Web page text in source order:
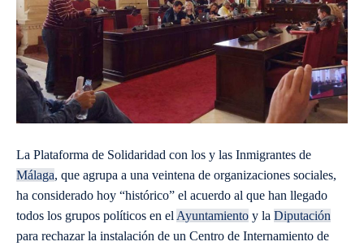
La Plataforma de Solidaridad con los y las Inmigrantes de
Málaga, que agrupa a una veintena de organizaciones sociales,
ha considerado hoy “histórico” el acuerdo al que han llegado
todos los grupos políticos en el Ayuntamiento y la Diputación
para rechazar la instalación de un Centro de Internamiento de